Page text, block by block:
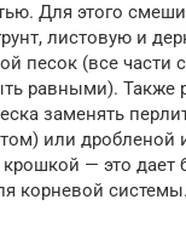
Для этого
листовую и
песок (все части
равными). Также
заменять
или дробленой
крошкой — это дает
корневой системы.